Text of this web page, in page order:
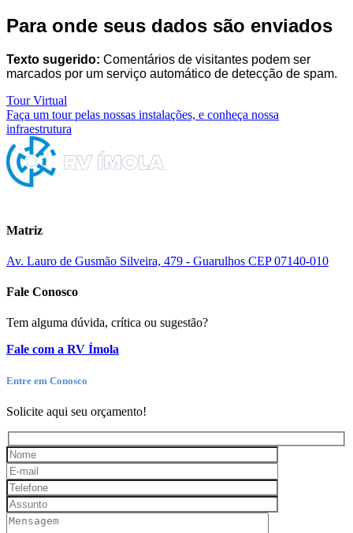
Para onde seus dados são enviados
Texto sugerido: Comentários de visitantes podem ser
marcados por um serviço automático de detecção de spam.
Tour Virtual
Faça um tour pelas nossas instalações, e conheça nossa
infraestrutura
Matriz
Av. Lauro de Gusmão Silveira, 479 - Guarulhos CEP 07140-010
Fale Conosco
Tem alguma dúvida, crítica ou sugestão?
Fale com a RV Ímola
Entre em Conosco
Solicite aqui seu orçamento!